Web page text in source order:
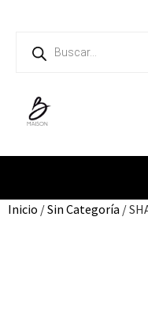
Inicio /Sin Categoría /